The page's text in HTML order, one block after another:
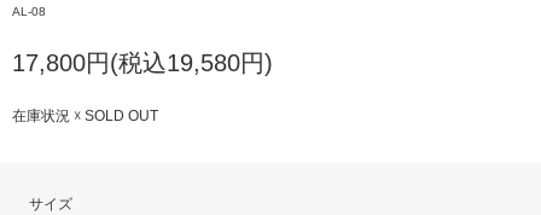
AL-08
17,800円(税込19,580円)
在庫状況 ☓ SOLD OUT
サイズ